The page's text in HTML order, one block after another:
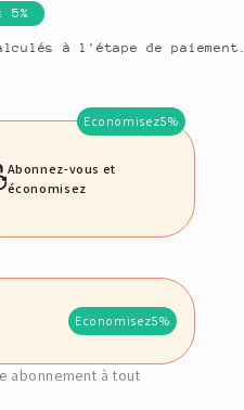
n
5%
à l'étape de paiement.
Abonnez-vous et
économisez
Economisez5%
Economisez5%
abonnement à tout